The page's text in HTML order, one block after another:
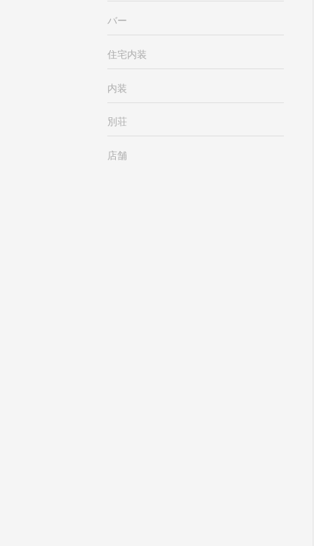
バー
住宅内装
内装
別荘
店舗